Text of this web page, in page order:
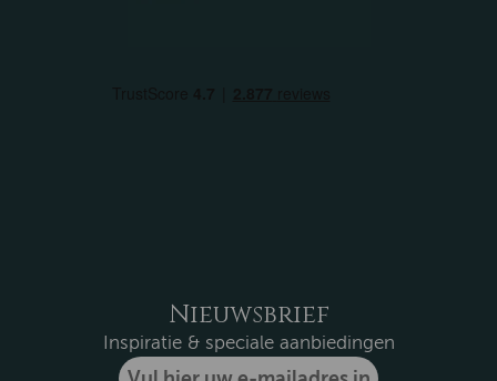
Nieuwsbrief
Inspiratie & speciale aanbiedingen